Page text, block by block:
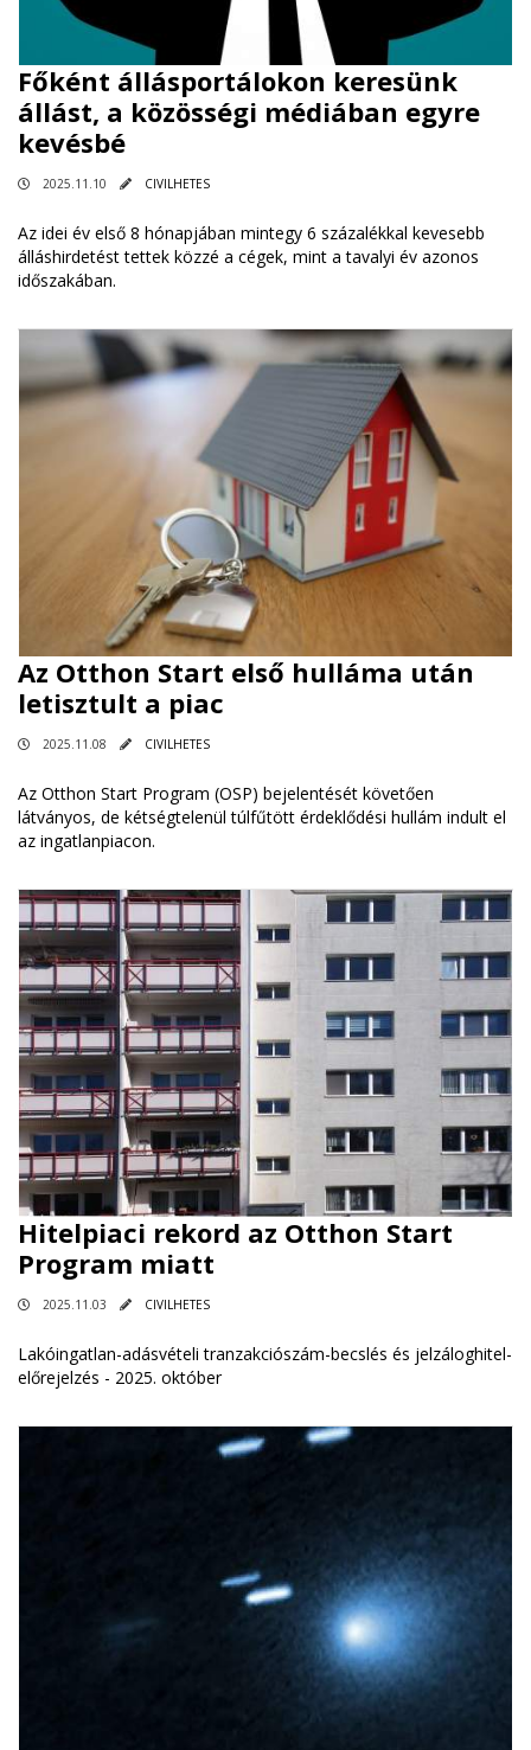
Főként állásportálokon keresünk
állást, a közösségi médiában egyre
kevésbé
2025.11.10 CIVILHETES
Az idei év első 8 hónapjában mintegy 6 százalékkal kevesebb
álláshirdetést tettek közzé a cégek, mint a tavalyi év azonos
időszakában.
Az Otthon Start első hulláma után
letisztult a piac
2025.11.08 CIVILHETES
Az Otthon Start Program (OSP) bejelentését követően
látványos, de kétségtelenül túlfűtött érdeklődési hullám indult el
az ingatlanpiacon.
Hitelpiaci rekord az Otthon Start
Program miatt
2025.11.03 CIVILHETES
Lakóingatlan-adásvételi tranzakciószám-becslés és jelzáloghitel-
előrejelzés - 2025. október